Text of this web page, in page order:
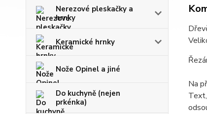
Nerezové pleskačky a
hrnky
Keramické hrnky
Nože Opinel a jiné
Do kuchyně (nejen
prkénka)
Na